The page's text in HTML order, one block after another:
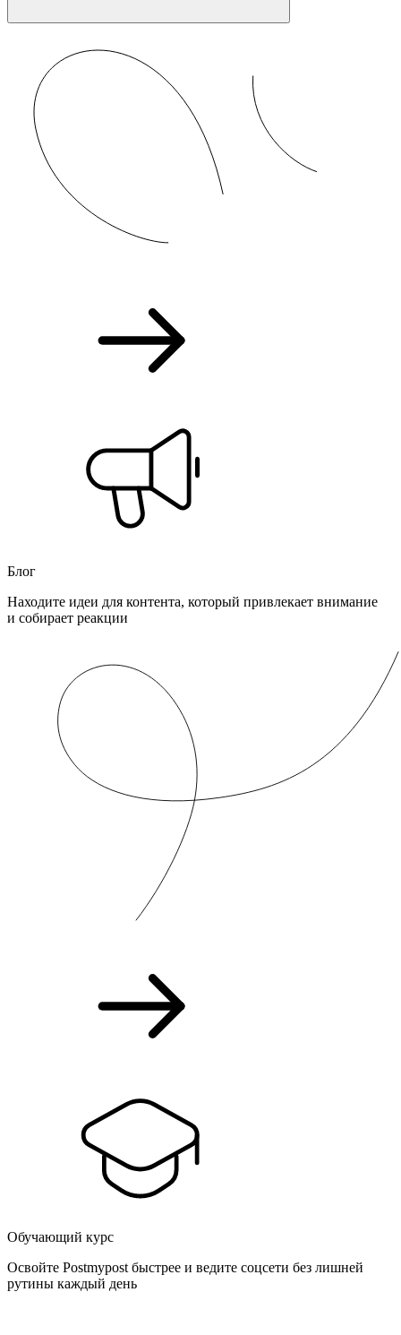
Блог
Находите идеи для контента, который привлекает внимание
и собирает реакции
Обучающий курс
Освойте Postmypost быстрее и ведите соцсети без лишней
рутины каждый день